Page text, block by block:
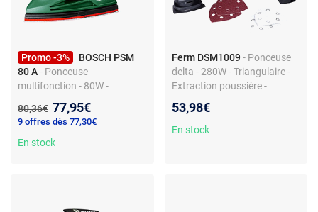
Promo -3%
BOSCH PSM
80 A- Ponceuse
multifonction - 80W -
Raccord d'aspiration
Ancien prix :
80,36€ Nouveau prix :
77,95€
9 offres dès 77,30€
En stock
Ferm DSM1009 - Ponceuse
delta - 280W - Triangulaire -
Extraction poussière -
53,98€
En stock